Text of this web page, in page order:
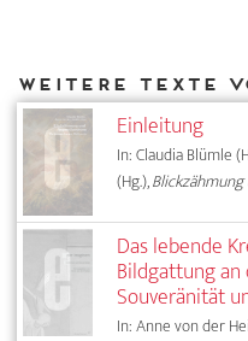
Einleitung
In: Claudia Blümle
(Hg.),
Das lebende
Bildgattung
Souveränität
In: Anne von der